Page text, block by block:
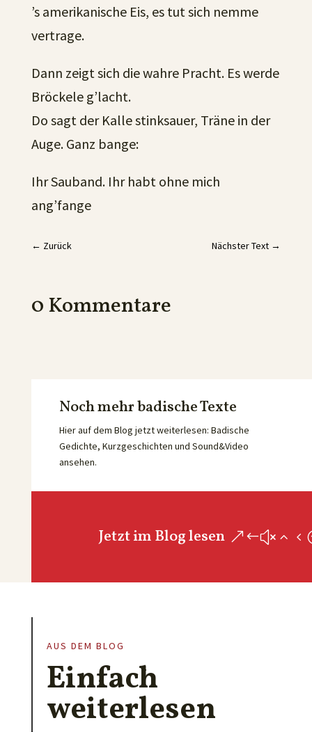
’s amerikanische Eis, es tut sich nemme
vertrage.
Dann zeigt sich die wahre Pracht. Es werde
Bröckele g’lacht.
Do sagt der Kalle stinksauer, Träne in der
Auge. Ganz bange:
Ihr Sauband. Ihr habt ohne mich
ang’fange
← Zurück Nächster Text →
0 Kommentare
Noch mehr badische Texte
Hier auf dem Blog jetzt weiterlesen: Badische
Gedichte, Kurzgeschichten und Sound&Video
ansehen.
Jetzt im Blog lesen
AUS DEM BLOG
Einfach
weiterlesen